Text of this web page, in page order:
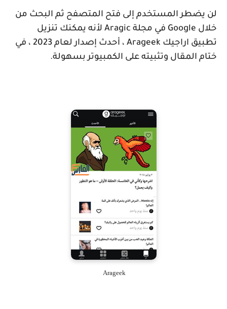
لن يضطر المستخدم إلى فتح المتصفح ثم البحث من
خلال Google في مجلة Aragic لأنه يمكنك تنزيل
تطبيق اراجيك Arageek
، أحدث إصدار لعام 2023 ، في
ختام المقال وتثبيته على الكمبيوتر بسهولة.
Arageek